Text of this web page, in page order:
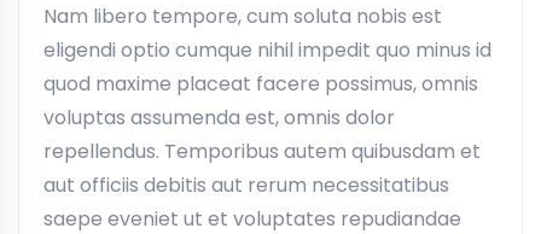
Nam libero tempore, cum soluta nobis est
eligendi optio cumque nihil impedit quo minus id
quod maxime placeat facere possimus, omnis
voluptas assumenda est, omnis dolor
repellendus. Temporibus autem quibusdam et
aut officiis debitis aut rerum necessitatibus
saepe eveniet ut et voluptates repudiandae